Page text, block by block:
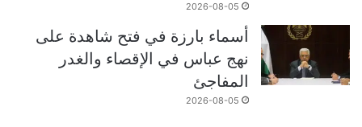
2026-08-05
أسماء بارزة في فتح شاهدة على
نهج عباس في الإقصاء والغدر
المفاجئ
2026-08-05